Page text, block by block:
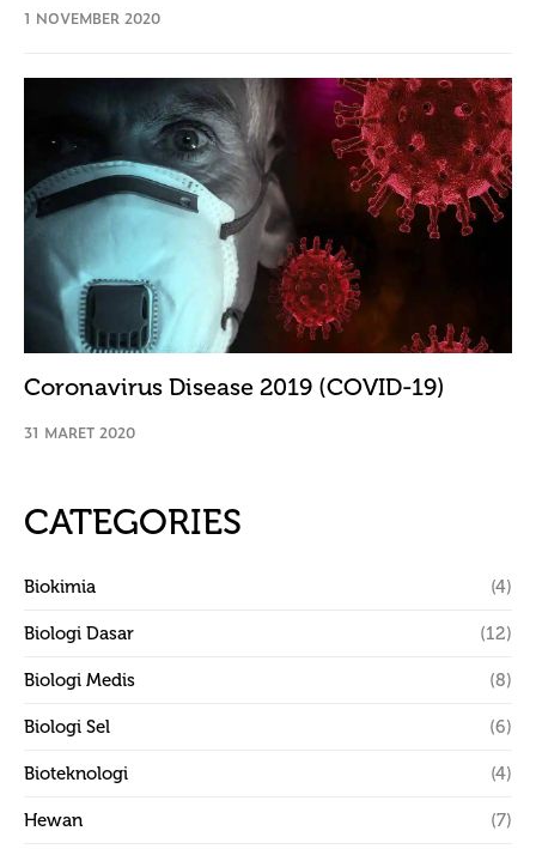
1 NOVEMBER 2020
Coronavirus Disease 2019 (COVID-19)
31 MARET 2020
CATEGORIES
Biokimia (4)
Biologi Dasar (12)
Biologi Medis (8)
Biologi Sel (6)
Bioteknologi (4)
Hewan (7)